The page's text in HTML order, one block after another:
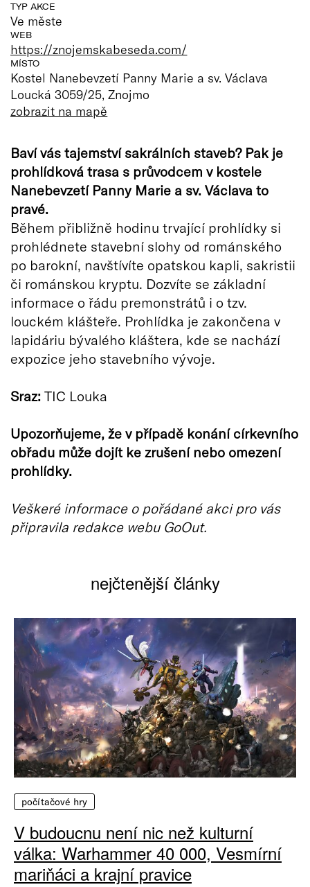
TYP AKCE
Ve měste
WEB
https://znojemskabeseda.com/
MÍSTO
Kostel Nanebevzetí Panny Marie a sv. Václava
Loucká 3059/25, Znojmo
zobrazit na mapě
Baví vás tajemství sakrálních staveb? Pak je
prohlídková trasa s průvodcem v kostele
Nanebevzetí Panny Marie a sv. Václava to
pravé.
Během přibližně hodinu trvající prohlídky si
prohlédnete stavební slohy od románského
po barokní, navštívíte opatskou kapli, sakristii
či románskou kryptu. Dozvíte se základní
informace o řádu premonstrátů i o tzv.
louckém klášteře. Prohlídka je zakončena v
lapidáriu bývalého kláštera, kde se nachází
expozice jeho stavebního vývoje.
Sraz: TIC Louka
Upozorňujeme, že v případě konání církevního
obřadu může dojít ke zrušení nebo omezení
prohlídky.
Veškeré informace o pořádané akci pro vás
připravila redakce webu GoOut.
nejčtenější články
počítačové hry
V budoucnu není nic než kulturní
válka: Warhammer 40 000, Vesmírní
mariňáci a krajní pravice